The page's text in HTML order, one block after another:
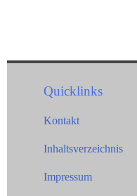
Quicklinks
Kontakt
Inhaltsverzeichnis
Impressum